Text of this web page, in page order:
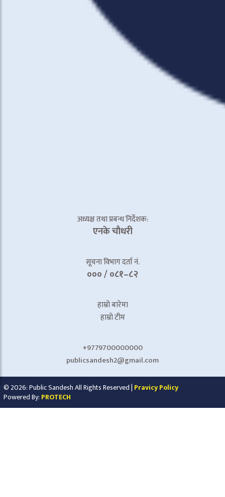
अध्यक्ष तथा प्रबन्ध निर्देशक:
एनके चाैधरी
सूचना विभाग दर्ता नं.
००० / ०८१–८२
हाम्रो बारेमा
हाम्रो टीम
+9779700000000
publicsandesh2@gmail.com
© 2026: Public Sandesh All Rights Reserved | Pravicy Policy
Powered By: PROTECH